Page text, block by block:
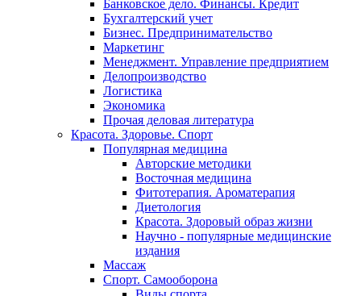
Банковское дело. Финансы. Кредит
Бухгалтерский учет
Бизнес. Предпринимательство
Маркетинг
Менеджмент. Управление предприятием
Делопроизводство
Логистика
Экономика
Прочая деловая литература
Красота. Здоровье. Спорт
Популярная медицина
Авторские методики
Восточная медицина
Фитотерапия. Ароматерапия
Диетология
Красота. Здоровый образ жизни
Научно - популярные медицинские
издания
Массаж
Спорт. Самооборона